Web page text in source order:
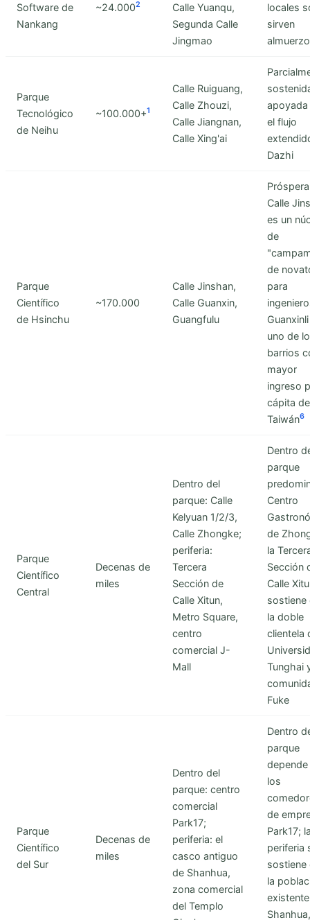
Software de
Nankang
~24.0002
Calle Yuanqu,
Segunda Calle
Jingmao
locales
sirven
almuerzo
Parque
Tecnológico
de Neihu
~100.000+1
Calle Ruiguang,
Calle Zhouzi,
Calle Jiangnan,
Calle Xing'ai
el flujo
Dazhi
Parque
Científico
de Hsinchu
~170.000
Calle Jinshan,
Calle Guanxin,
Guangfulu
Calle
es un
de
de
para
uno de
barrios
mayor
ingreso
cápita de
Taiwán6
Parque
Científico
Central
Decenas de
miles
Dentro del
parque: Calle
Kelyuan 1/2/3,
Calle Zhongke;
periferia:
Tercera
Sección de
Calle Xitun,
Metro Square,
centro
comercial J-
Mall
Dentro
parque
Centro
de
la
Sección
Calle
sostiene
la doble
clientela
Tunghai
Fuke
Parque
Científico
del Sur
Decenas de
miles
Dentro del
parque: centro
comercial
Park17;
periferia: el
casco antiguo
de Shanhua,
zona comercial
del Templo
Dentro
parque
depende
los
de
Park17;
periferia
sostiene
la